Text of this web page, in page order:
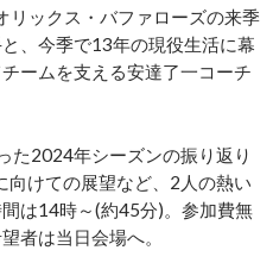
リックス・バファローズの来季
、今季で13年の現役生活に幕
ームを支える安達了一コーチ
2024年シーズンの振り返り
けての展望など、2人の熱い
は14時～(約45分)。参加費無
者は当日会場へ。